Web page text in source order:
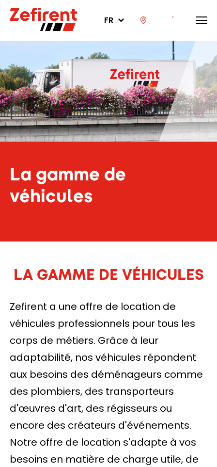
FR
La gamme de
véhicules
LA GAMME DE VÉHICULES
Zefirent a une offre de location de
véhicules professionnels pour tous les
corps de métiers. Grâce à leur
adaptabilité, nos véhicules répondent
aux besoins des déménageurs comme
des plombiers, des transporteurs
d'œuvres d'art, des régisseurs ou
encore des créateurs d'événements.
Notre offre de location s'adapte à vos
besoins en matière de charge utile, de